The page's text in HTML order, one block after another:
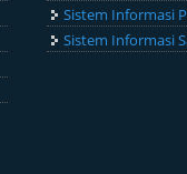
Sistem Informasi
Sistem Informasi